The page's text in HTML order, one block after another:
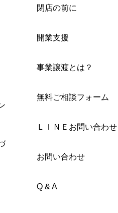
閉店の前に
開業支援
事業譲渡とは？
無料ご相談フォーム
ＬＩＮＥお問い合わせ
お問い合わせ
Q & A